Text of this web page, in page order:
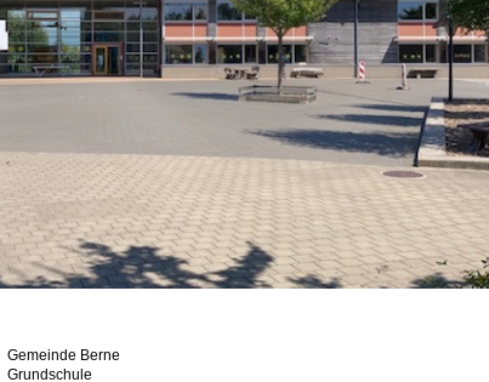
Gemeinde Berne
Grundschule